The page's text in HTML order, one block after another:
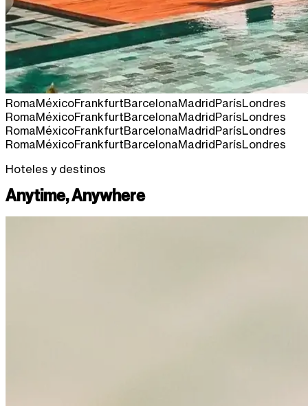
RomaMéxicoFrankfurtBarcelonaMadridParísLondres
RomaMéxicoFrankfurtBarcelonaMadridParísLondres
RomaMéxicoFrankfurtBarcelonaMadridParísLondres
RomaMéxicoFrankfurtBarcelonaMadridParísLondres
Hoteles y destinos
Anytime, Anywhere